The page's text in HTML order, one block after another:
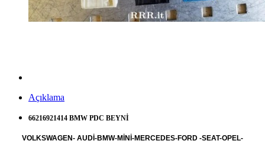
Açıklama
66216921414 BMW PDC BEYNİ
VOLKSWAGEN- AUDİ-BMW-MİNİ-MERCEDES-FORD -SEAT-OPEL-